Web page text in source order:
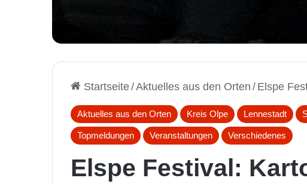
Startseite/Aktuelles aus den Orten / Elspe
Aktuelles aus den Orten Kreis Olpe Lennestadt
Topmeldungen Veranstaltungen Verschiedenes
Elspe Festival: